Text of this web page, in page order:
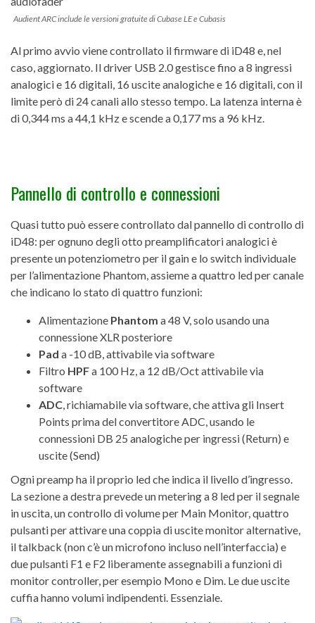
Audient ARC include le versioni gratuite di Cubase LE e Cubasis
Al primo avvio viene controllato il firmware di iD48 e, nel
caso, aggiornato. Il driver USB 2.0 gestisce fino a 8 ingressi
analogici e 16 digitali, 16 uscite analogiche e 16 digitali, con il
limite però di 24 canali allo stesso tempo. La latenza interna è
di 0,344 ms a 44,1 kHz e scende a 0,177 ms a 96 kHz.
Pannello di controllo e connessioni
Quasi tutto può essere controllato dal pannello di controllo di
iD48: per ognuno degli otto preamplificatori analogici è
presente un potenziometro per il gain e lo switch individuale
per l’alimentazione Phantom, assieme a quattro led per canale
che indicano lo stato di quattro funzioni:
Alimentazione Phantom a 48 V, solo usando una
connessione XLR posteriore
Pad a -10 dB, attivabile via software
Filtro HPFa 100 Hz, a 12 dB/Oct attivabile via
software
ADC, richiamabile via software, che attiva gli Insert
Points prima del convertitore ADC, usando le
connessioni DB 25 analogiche per ingressi (Return) e
uscite (Send)
Ogni preamp ha il proprio led che indica il livello d’ingresso.
La sezione a destra prevede un metering a 8 led per il segnale
in uscita, un controllo di volume per Main Monitor, quattro
pulsanti per attivare una coppia di uscite monitor alternative,
il talkback (non c’è un microfono incluso nell’interfaccia) e
due pulsanti F1 e F2 liberamente assegnabili a funzioni di
monitor controller, per esempio Mono e Dim. Le due uscite
cuffia hanno volumi indipendenti. Essenziale.